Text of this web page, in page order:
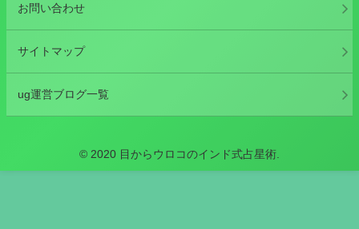
お問い合わせ
サイトマップ
ug運営ブログ一覧
© 2020 目からウロコのインド式占星術.